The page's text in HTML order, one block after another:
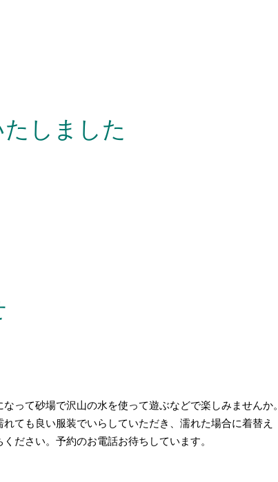
しました
って砂場で沢山の水を使って遊ぶなどで楽しみませんか。
ても良い服装でいらしていただき、濡れた場合に着替え
ださい。予約のお電話お待ちしています。